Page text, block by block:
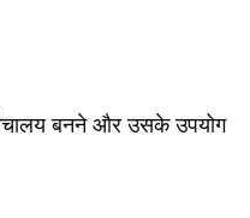
बनने और उसके उपयोग